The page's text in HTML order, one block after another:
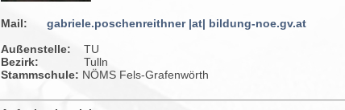
Mail: gabriele.poschenreithner |at| bildung-noe.gv.at
Außenstelle: TU
Bezirk: Tulln
Stammschule: NÖMS Fels-Grafenwörth